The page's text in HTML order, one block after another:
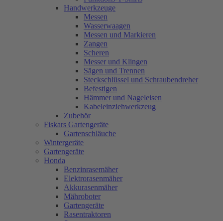
Handwerkzeuge
Messen
Wasserwaagen
Messen und Markieren
Zangen
Scheren
Messer und Klingen
Sägen und Trennen
Steckschlüssel und Schraubendreher
Befestigen
Hämmer und Nageleisen
Kabeleinziehwerkzeug
Zubehör
Fiskars Gartengeräte
Gartenschläuche
Wintergeräte
Gartengeräte
Honda
Benzinrasemäher
Elektrorasenmäher
Akkurasenmäher
Mähroboter
Gartengeräte
Rasentraktoren